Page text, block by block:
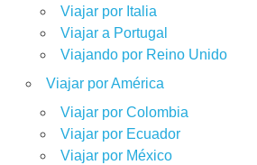
Viajar por Italia
Viajar a Portugal
Viajando por Reino Unido
Viajar por América
Viajar por Colombia
Viajar por Ecuador
Viajar por México